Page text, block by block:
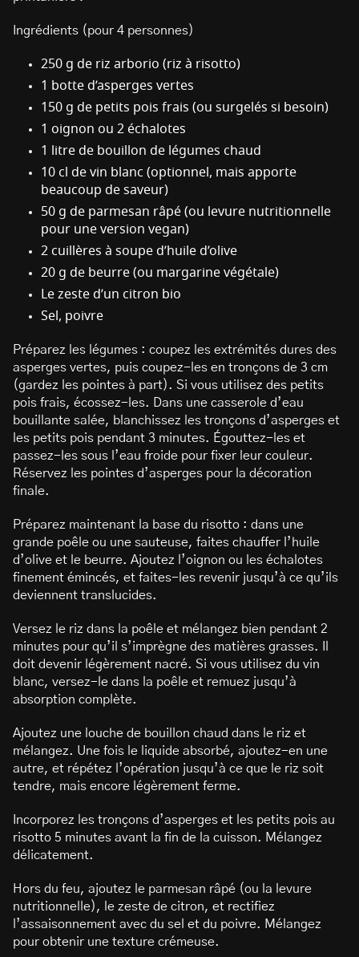
Ingrédients (pour 4 personnes)
250 g de riz arborio (riz à risotto)
1 botte d’asperges vertes
150 g de petits pois frais (ou surgelés si besoin)
1 oignon ou 2 échalotes
1 litre de bouillon de légumes chaud
10 cl de vin blanc (optionnel, mais apporte
beaucoup de saveur)
50 g de parmesan râpé (ou levure nutritionnelle
pour une version vegan)
2 cuillères à soupe d’huile d’olive
20 g de beurre (ou margarine végétale)
Le zeste d’un citron bio
Sel, poivre
Préparez les légumes : coupez les extrémités dures des
asperges vertes, puis coupez-les en tronçons de 3 cm
(gardez les pointes à part). Si vous utilisez des petits
pois frais, écossez-les. Dans une casserole d’eau
bouillante salée, blanchissez les tronçons d’asperges et
les petits pois pendant 3 minutes. Égouttez-les et
passez-les sous l’eau froide pour fixer leur couleur.
Réservez les pointes d’asperges pour la décoration
finale.
Préparez maintenant la base du risotto : dans une
grande poêle ou une sauteuse, faites chauffer l’huile
d’olive et le beurre. Ajoutez l’oignon ou les échalotes
finement émincés, et faites-les revenir jusqu’à ce qu’ils
deviennent translucides.
Versez le riz dans la poêle et mélangez bien pendant 2
minutes pour qu’il s’imprègne des matières grasses. Il
doit devenir légèrement nacré. Si vous utilisez du vin
blanc, versez-le dans la poêle et remuez jusqu’à
absorption complète.
Ajoutez une louche de bouillon chaud dans le riz et
mélangez. Une fois le liquide absorbé, ajoutez-en une
autre, et répétez l’opération jusqu’à ce que le riz soit
tendre, mais encore légèrement ferme.
Incorporez les tronçons d’asperges et les petits pois au
risotto 5 minutes avant la fin de la cuisson. Mélangez
délicatement.
Hors du feu, ajoutez le parmesan râpé (ou la levure
nutritionnelle), le zeste de citron, et rectifiez
l’assaisonnement avec du sel et du poivre. Mélangez
pour obtenir une texture crémeuse.